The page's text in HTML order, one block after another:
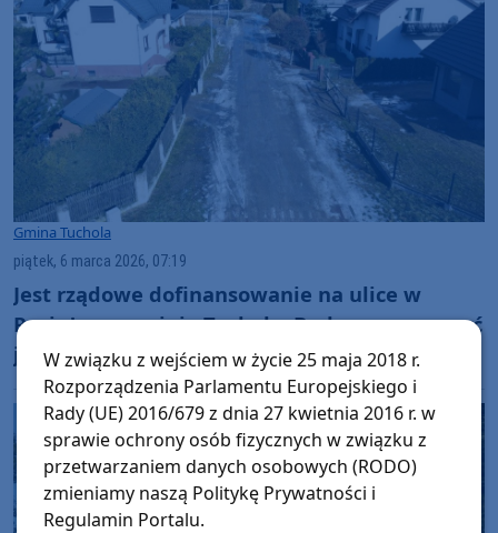
Gmina Tuchola
piątek, 6 marca 2026, 07:19
Jest rządowe dofinansowanie na ulice w
Raciążu, w gminie Tuchola. Budowa ma ruszyć
jeszcze tej wiosny
W związku z wejściem w życie 25 maja 2018 r.
Rozporządzenia Parlamentu Europejskiego i
Rady (UE) 2016/679 z dnia 27 kwietnia 2016 r. w
sprawie ochrony osób fizycznych w związku z
przetwarzaniem danych osobowych (RODO)
zmieniamy naszą Politykę Prywatności i
Regulamin Portalu.